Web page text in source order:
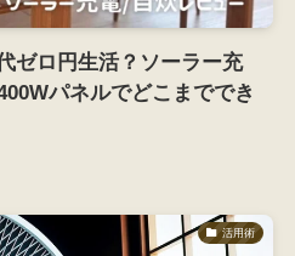
ゼロ円生活？ソーラー充
パネルでどこまででき
活用術